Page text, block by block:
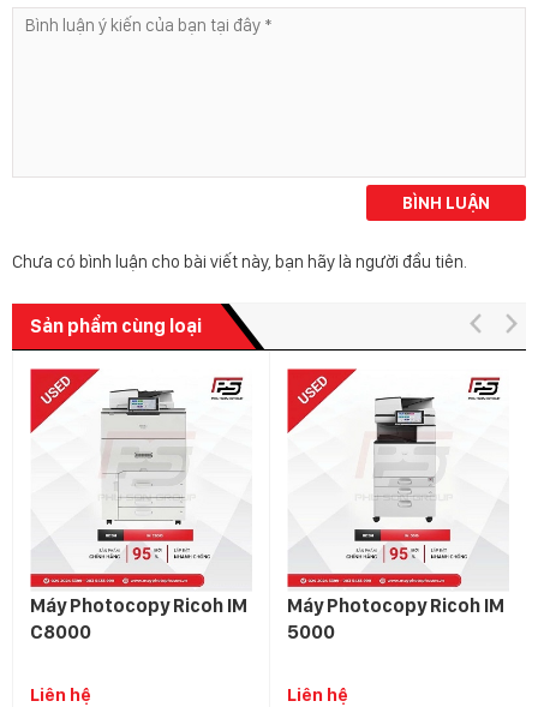
BÌNH LUẬN
Chưa có bình luận cho bài viết này, bạn hãy là người đầu tiên.
Sản phẩm cùng loại
Máy Photocopy Ricoh IM
C8000
Liên hệ
Máy Photocopy Ricoh IM
5000
Liên hệ